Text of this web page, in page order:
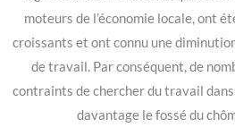
moteurs de l’économie locale, ont
croissants et ont connu une
de travail. Par conséquent, de
contraints de chercher du travail
davantage le fossé du